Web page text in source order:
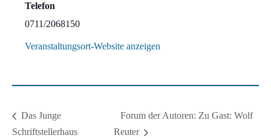
Telefon
0711/2068150
Veranstaltungsort-Website anzeigen
Das Junge
Schriftstellerhaus
Forum der Autoren: Zu Gast: Wolf
Reuter